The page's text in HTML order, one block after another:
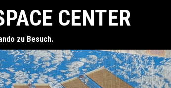
CENTER
zu Besuch.